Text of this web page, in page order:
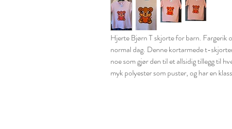
Hjerte Bjørn T skjorte for barn. Fargerik
normal dag. Denne kortarmede t-
noe som gjør den til et allsidig tillegg til
myk polyester som puster, og har en